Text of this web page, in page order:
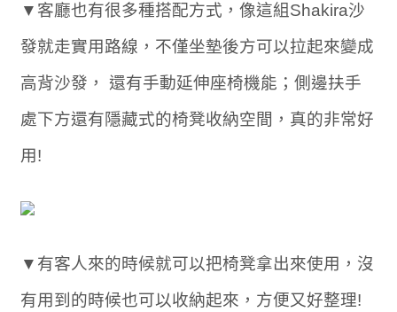
▼客廳也有很多種搭配方式，像這組Shakira沙
發就走實用路線，不僅坐墊後方可以拉起來變成
高背沙發， 還有手動延伸座椅機能；側邊扶手
處下方還有隱藏式的椅凳收納空間，真的非常好
用!
▼有客人來的時候就可以把椅凳拿出來使用，沒
有用到的時候也可以收納起來，方便又好整理!